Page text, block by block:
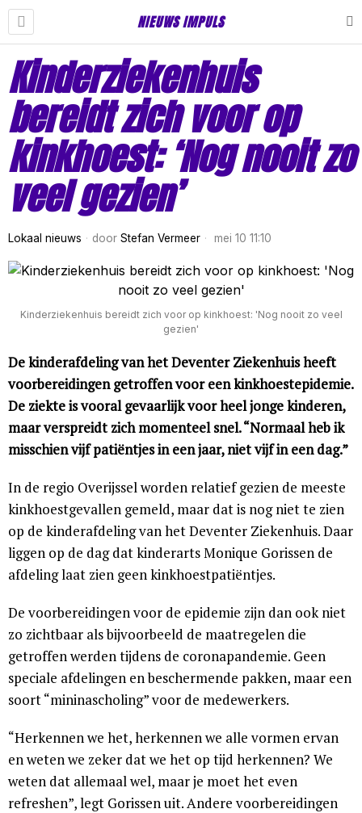
NIEUWS IMPULS
Kinderziekenhuis
bereidt zich voor op
kinkhoest: ‘Nog nooit zo
veel gezien’
Lokaal nieuws door Stefan Vermeer mei 10 11:10
Kinderziekenhuis bereidt zich voor op kinkhoest: 'Nog nooit zo veel
gezien'
De kinderafdeling van het Deventer Ziekenhuis heeft
voorbereidingen getroffen voor een kinkhoestepidemie.
De ziekte is vooral gevaarlijk voor heel jonge kinderen,
maar verspreidt zich momenteel snel. “Normaal heb ik
misschien vijf patiëntjes in een jaar, niet vijf in een dag.”
In de regio Overijssel worden relatief gezien de meeste
kinkhoestgevallen gemeld, maar dat is nog niet te zien
op de kinderafdeling van het Deventer Ziekenhuis. Daar
liggen op de dag dat kinderarts Monique Gorissen de
afdeling laat zien geen kinkhoestpatiëntjes.
De voorbereidingen voor de epidemie zijn dan ook niet
zo zichtbaar als bijvoorbeeld de maatregelen die
getroffen werden tijdens de coronapandemie. Geen
speciale afdelingen en beschermende pakken, maar een
soort “mininascholing” voor de medewerkers.
“Herkennen we het, herkennen we alle vormen ervan
en weten we zeker dat we het op tijd herkennen? We
weten dat allemaal wel, maar je moet het even
refreshen”, legt Gorissen uit. Andere voorbereidingen